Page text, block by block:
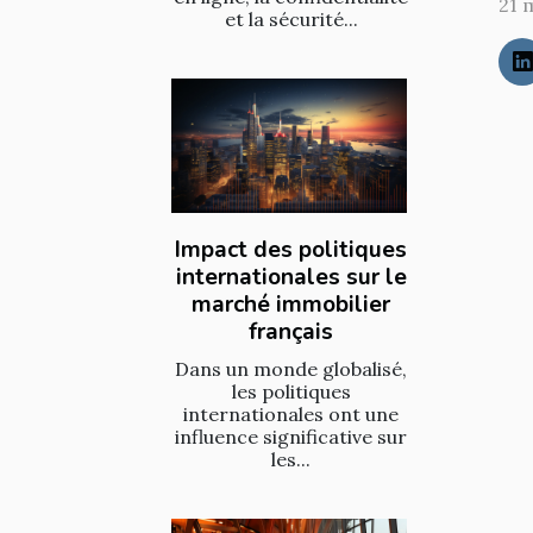
et la sécurité...
Impact des politiques
internationales sur le
marché immobilier
français
Dans un monde globalisé,
les politiques
internationales ont une
influence significative sur
les...